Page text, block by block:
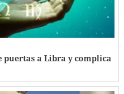
puertas a Libra y complica